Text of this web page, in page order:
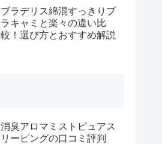
ブラデリス綿混すっきりブ
ラキャミと楽々の違い比
較！選び方とおすすめ解説
消臭アロマミストピュアス
リーピングの口コミ評判